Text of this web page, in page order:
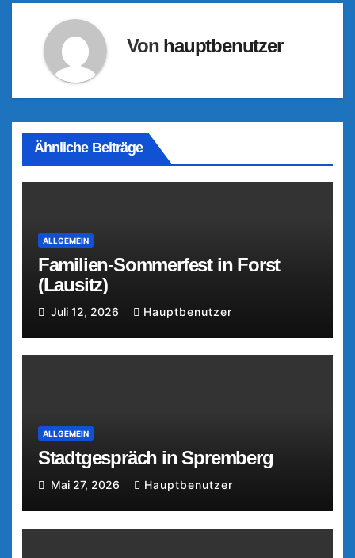
Von hauptbenutzer
Ähnliche Beiträge
ALLGEMEIN
Familien-Sommerfest in Forst
(Lausitz)
Juli 12, 2026 Hauptbenutzer
ALLGEMEIN
Stadtgespräch in Spremberg
Mai 27, 2026 Hauptbenutzer